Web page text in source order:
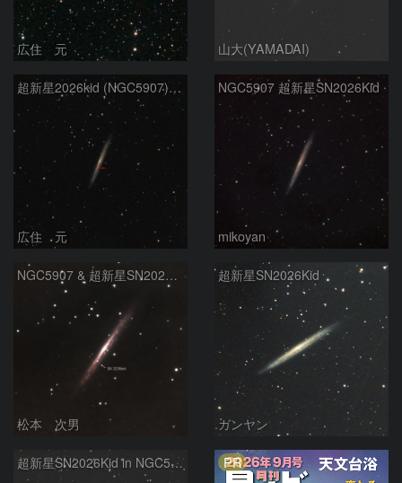
広住 元 山大(YAMADAI)
超新星2026kid (NGC5907) 5/17
広住 元
NGC5907 超新星SN2026Kid
mikoyan
NGC5907 & 超新星SN2026kid
松本 次男
超新星SN2026Kid
ガンヤン
超新星SN2026Kid in NGC5907 PR